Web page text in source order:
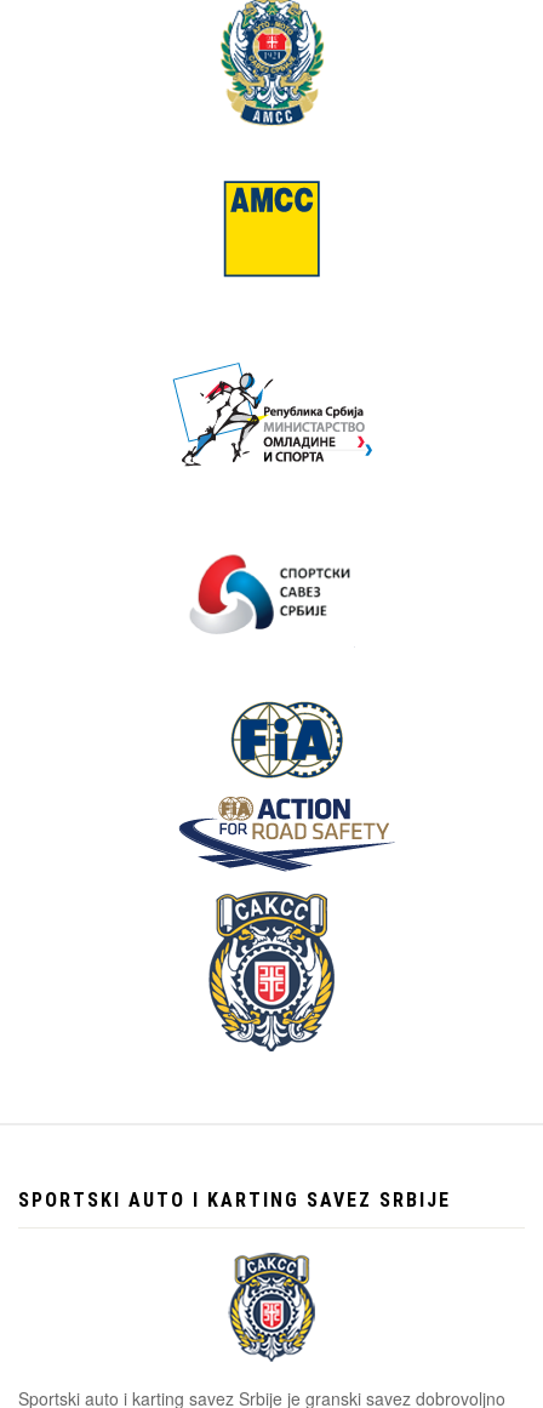
SPORTSKI AUTO I KARTING SAVEZ SRBIJE
Sportski auto i karting savez Srbije je granski savez dobrovoljno